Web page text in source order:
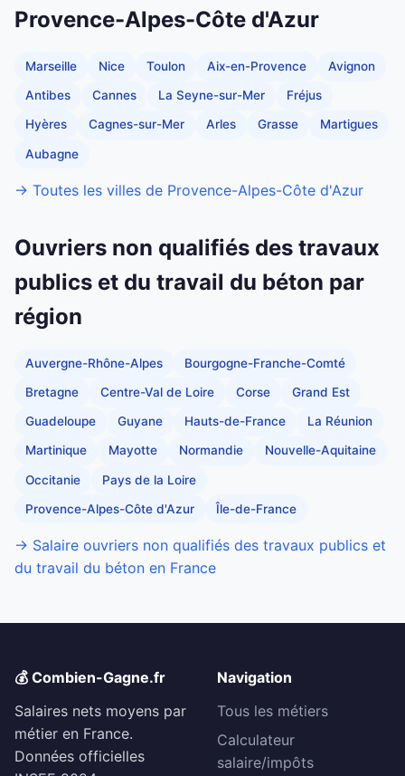
Provence-Alpes-Côte d'Azur
Marseille Nice Toulon Aix-en-Provence Avignon
Antibes Cannes La Seyne-sur-Mer Fréjus
Hyères Cagnes-sur-Mer Arles Grasse Martigues
Aubagne
→ Toutes les villes de Provence-Alpes-Côte d'Azur
Ouvriers non qualifiés des travaux
publics et du travail du béton par
région
Auvergne-Rhône-Alpes Bourgogne-Franche-Comté
Bretagne Centre-Val de Loire Corse Grand Est
Guadeloupe Guyane Hauts-de-France La Réunion
Martinique Mayotte Normandie Nouvelle-Aquitaine
Occitanie Pays de la Loire
Provence-Alpes-Côte d'Azur Île-de-France
→ Salaire ouvriers non qualifiés des travaux publics et
du travail du béton en France
💰 Combien-Gagne.fr
Salaires nets moyens par
métier en France.
Données officielles
Navigation
Tous les métiers
Calculateur
salaire/impôts